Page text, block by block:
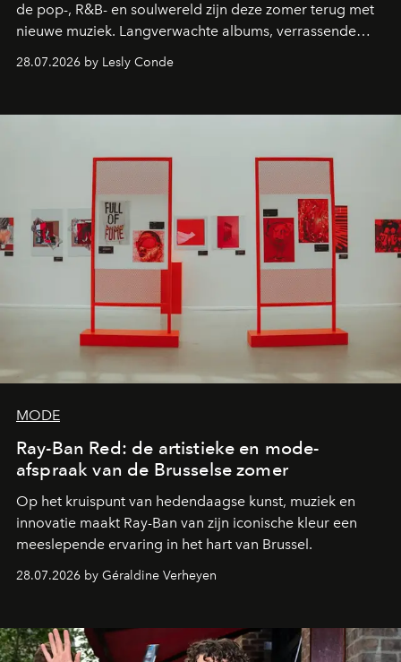
de pop-, R&B- en soulwereld zijn deze zomer terug met
nieuwe muziek. Langverwachte albums, verrassende
comebacks en veelbelovende nieuwe projecten: dit zijn
de releases die je niet mag missen.
28.07.2026 by Lesly Conde
MODE
Ray-Ban Red: de artistieke en mode-
afspraak van de Brusselse zomer
Op het kruispunt van hedendaagse kunst, muziek en
innovatie maakt Ray-Ban van zijn iconische kleur een
meeslepende ervaring in het hart van Brussel.
28.07.2026 by Géraldine Verheyen